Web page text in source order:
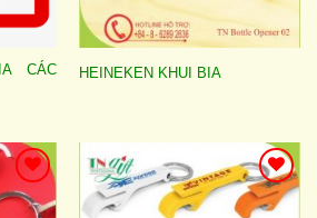
CÁC
HEINEKEN KHUI BIA
to
Add to